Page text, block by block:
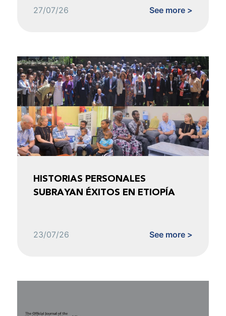
27/07/26 See more >
HISTORIAS PERSONALES
SUBRAYAN ÉXITOS EN ETIOPÍA
23/07/26 See more >